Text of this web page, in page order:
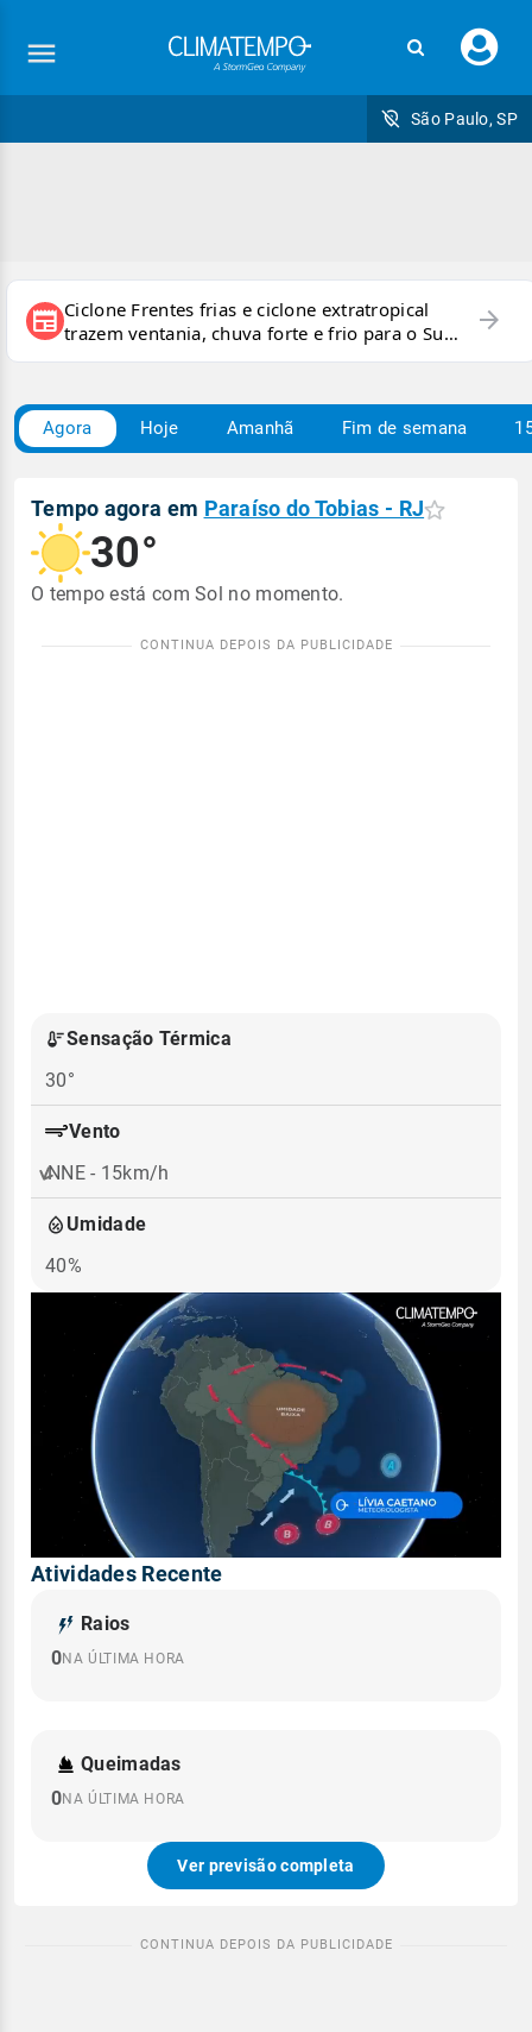
seu
São Paulo, SP
newspaper Ciclone Frentes frias e ciclone extratropical
trazem ventania, chuva forte e frio para o Sul
e Sudeste
arrow_forward
Agora Hoje Amanhã Fim de semana
Tempo agora em Paraíso do Tobias - RJ
30°
O tempo está com Sol no momento.
Sensação Térmica
30°
Vento
NNE - 15km/h
Umidade
40%
Atividades Recente
Raios
0NA ÚLTIMA HORA
Queimadas
0NA ÚLTIMA HORA
Ver previsão completa